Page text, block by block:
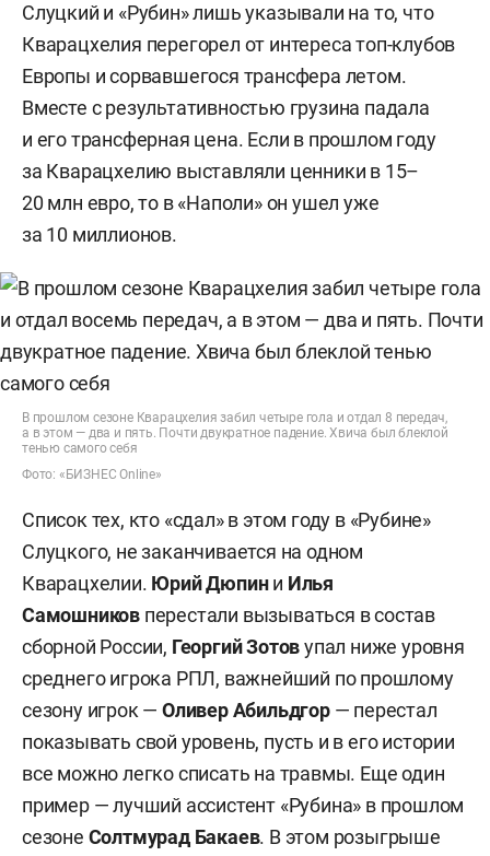
Слуцкий и «Рубин» лишь указывали на то, что
Кварацхелия перегорел от интереса топ-клубов
Европы и сорвавшегося трансфера летом.
Вместе с результативностью грузина падала
и его трансферная цена. Если в прошлом году
за Кварацхелию выставляли ценники в 15–
20 млн евро, то в «Наполи» он ушел уже
за 10 миллионов.
В прошлом сезоне Кварацхелия забил четыре гола и отдал 8 передач,
а в этом — два и пять. Почти двукратное падение. Хвича был блеклой
тенью самого себя
Фото: «БИЗНЕС Online»
Список тех, кто «сдал» в этом году в «Рубине»
Слуцкого, не заканчивается на одном
Кварацхелии. Юрий Дюпини Илья
Самошников перестали вызываться в состав
сборной России, Георгий Зотовупал ниже уровня
среднего игрока РПЛ, важнейший по прошлому
сезону игрок —Оливер Абильдгор — перестал
показывать свой уровень, пусть и в его истории
все можно легко списать на травмы. Еще один
пример — лучший ассистент «Рубина» в прошлом
сезоне Солтмурад Бакаев. В этом розыгрыше